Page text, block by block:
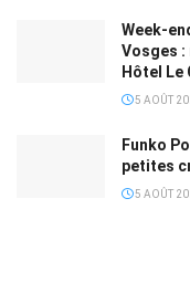
Week-
Vosges :
Hôtel Le
5 AOÛT
Funko
petites
5 AOÛT